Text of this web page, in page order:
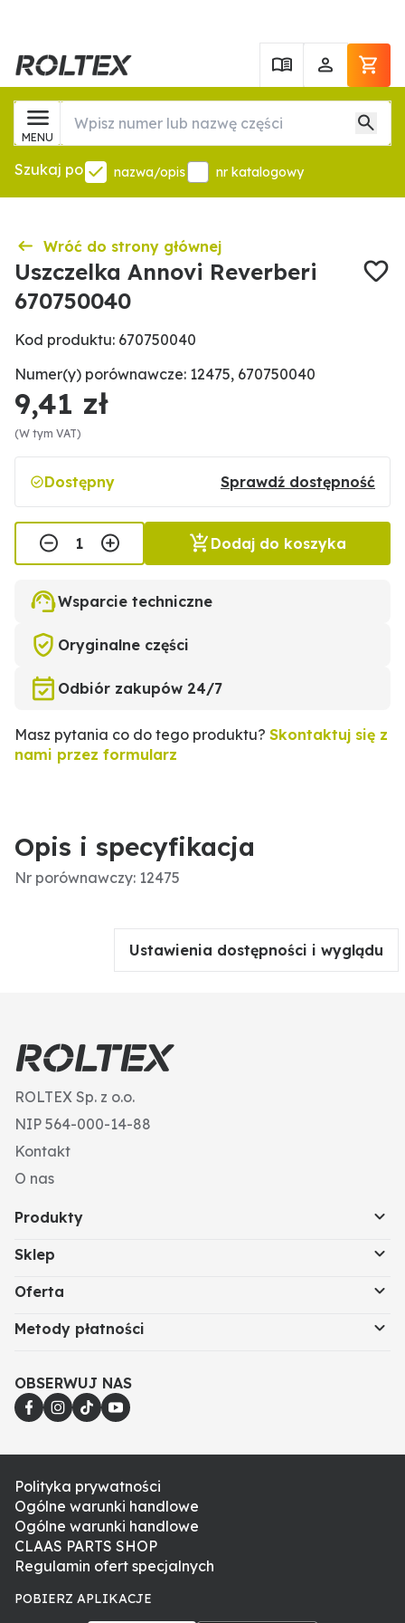
MENU
Szukaj po nazwa/opis nr katalogowy
Wróć do strony głównej
Uszczelka Annovi Reverberi
670750040
Kod produktu: 670750040
Numer(y) porównawcze: 12475, 670750040
9,41 zł
(W tym VAT)
Dostępny Sprawdź dostępność
Dodaj do koszyka
Wsparcie techniczne
Oryginalne części
Odbiór zakupów 24/7
Masz pytania co do tego produktu? Skontaktuj się z
nami przez formularz
Opis i specyfikacja
Nr porównawczy: 12475
Ustawienia dostępności i wyglądu
ROLTEX Sp. z o.o.
NIP 564-000-14-88
Kontakt
O nas
Produkty
Sklep
Oferta
Metody płatności
OBSERWUJ NAS
Polityka prywatności
Ogólne warunki handlowe
Ogólne warunki handlowe
CLAAS PARTS SHOP
Regulamin ofert specjalnych
POBIERZ APLIKACJE